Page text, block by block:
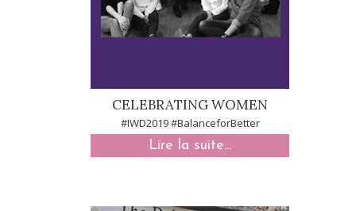
CELEBRATING WOMEN
#IWD2019 #BalanceforBetter
Lire la suite...